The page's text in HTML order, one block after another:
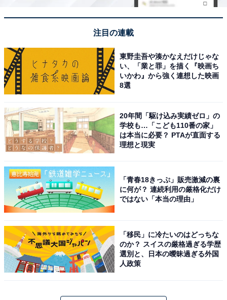
ぶ楽しみも味わえます。プチプラと割り切って旬を取り
が作れるというメリットも。
ただし、それでもアイテムとして女性度が高い分、若作
で、高見えするものを厳選し、賢く取り入れてみてくだ
さい。
3. 汚れやすく、劣化しやすいサンダルは割り切って選ん
で
注目の連載
東野圭吾や湊かなえだけじゃな
い、「業と罪」を描く『映画ち
いかわ』から強く連想した映画
8選
20年間「駆け込み実績ゼロ」の
学校も…「こども110番の家」
は本当に必要？ PTAが直面する
理想と現実
「青春18きっぷ」販売激減の裏
に何が？ 連続利用の厳格化だけ
ではない「本当の理由」
「移民」に冷たいのはどっちな
のか？ スイスの厳格過ぎる学歴
選別と、日本の曖昧過ぎる外国
人政策